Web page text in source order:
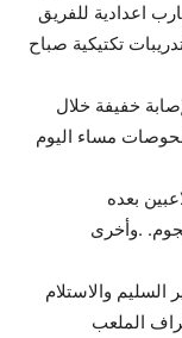
اعدادية للفريق
تكتيكية صباح
خفيفة خلال
مساء اليوم
اللاعبين بعده
.وأخرى
السليم والاستلام
الملعب